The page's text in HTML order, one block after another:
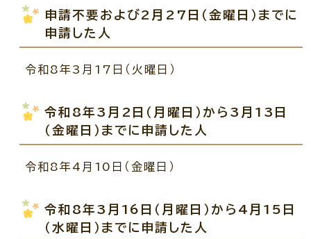
申請不要および2月27日（金曜日）までに
申請した人
令和8年3月17日（火曜日）
令和8年3月2日（月曜日）から3月13日
（金曜日）までに申請した人
令和8年4月10日（金曜日）
令和8年3月16日（月曜日）から4月15日
（水曜日）までに申請した人